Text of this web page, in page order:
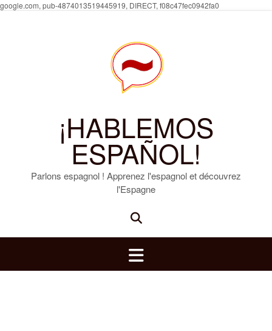
google.com, pub-4874013519445919, DIRECT, f08c47fec0942fa0
¡HABLEMOS
ESPAÑOL!
Parlons espagnol ! Apprenez l'espagnol et découvrez
l'Espagne